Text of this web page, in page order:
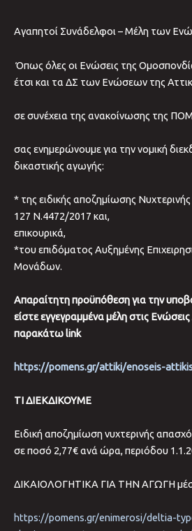
Αγαπητοί Συνάδελφοι – Μέλη των
Όπως όλες οι Ενώσεις της
έτσι και τα ΔΣ των Ενώσεων της
σε συνέχεια της ανακοίνωσης της
σας ενημερώνουμε για την νομική
δικαστικής αγωγής:
* της ειδικής αποζημίωσης
127 Ν.4472/2017 και,
επικουρικά,
*του επιδόματος Αυξημένης
Μονάδων.
Απαραίτητη προϋπόθεση για την
είστε εγγεγραμμένα μέλη στις
παρακάτω link
https://pomens.gr/attiki/enoseis-
ΤΙ ΔΙΕΚΔΙΚΟΥΜΕ
Ειδική αποζημίωση νυχτερινής
σε ποσό 2,77€ ανά ώρα, περιόδου
ΔΙΚΑΙΟΛΟΓΗΤΙΚΑ ΓΙΑ ΤΗΝ ΑΓΩΓΗ
https://pomens.gr/enimerosi/deltia-